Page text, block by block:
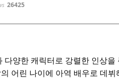
26425
양한 캐릭터로 강렬한 인상
어린 나이에 아역 배우로 데뷔